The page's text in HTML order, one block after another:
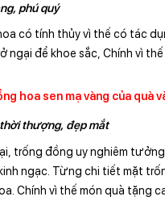
phú quý
có tính thủy vì thế có tác
ngại để khoe sắc, Chính vì
hoa sen mạ vàng của quà
thượng, đẹp mắt
trống đồng uy nghiêm
ngạc. Từng chi tiết mặt
Chính vì thế món quà tặng